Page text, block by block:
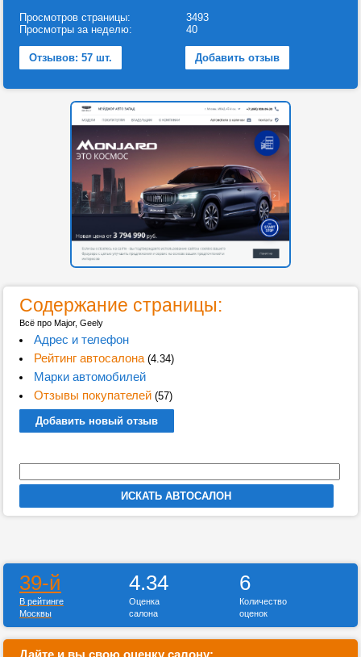
Просмотров страницы:
Просмотры за неделю:
3493
40
Отзывов: 57 шт. Добавить отзыв
Содержание страницы:
Всё про Major, Geely
Адрес и телефон
Рейтинг автосалона(4.34)
Марки автомобилей
Отзывы покупателей(57)
Добавить новый отзыв
39-й
В рейтинге
Москвы
4.34
Оценка
салона
6
Количество
оценок
Дайте и вы свою оценку салону: